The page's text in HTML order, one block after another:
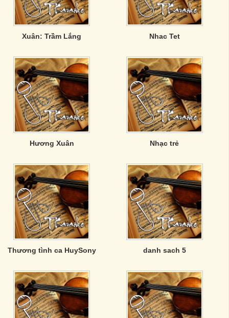
Xuân: Trầm Lắng Nhac Tet
Hương Xuân Nhạc trẻ
Thương tình ca HuySony danh sach 5